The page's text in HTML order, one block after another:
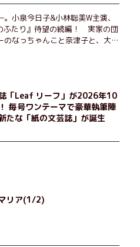
小泉今日子&小林聡美W主演、
ふたり』待望の続編！ 実家の団
なっちゃんこと奈津子と、大学
湾映画祭」を催したり。50代
ささやかな幸せの日々を描く。
「Leaf リーフ」が2026年10
毎号ワンテーマで豪華執筆陣
たな「紙の文芸誌」が誕生
リア(1/2)